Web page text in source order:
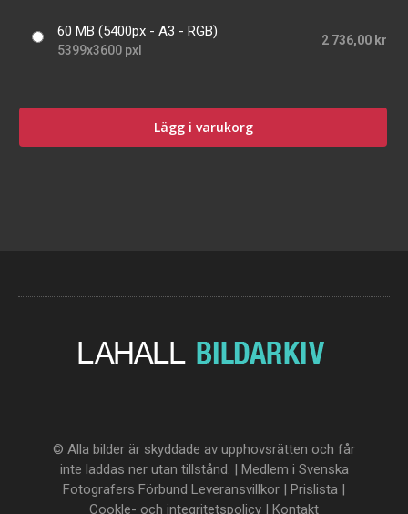
60 MB (5400px - A3 - RGB)
5399x3600 pxl
2 736,00 kr
Lägg i varukorg
© Alla bilder är skyddade av upphovsrätten och får
inte laddas ner utan tillstånd. | Medlem i Svenska
Fotografers Förbund Leveransvillkor | Prislista |
Cookle- och integritetspolicy | Kontakt